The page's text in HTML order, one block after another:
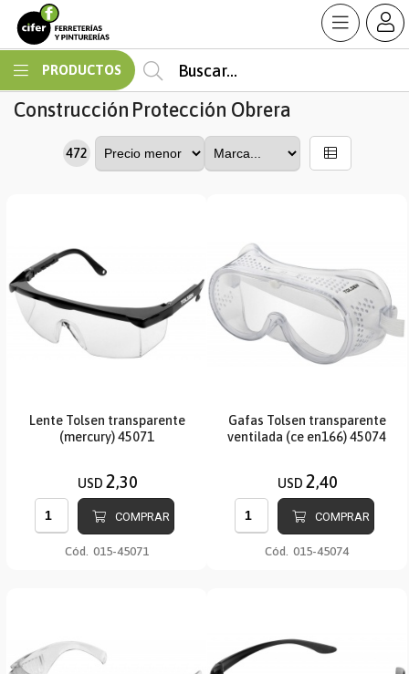
PRODUCTOS
Construcción Protección Obrera
472
Lente Tolsen transparente
(mercury) 45071
USD 2,30
COMPRAR
Cód. 015-45071
Gafas Tolsen transparente
ventilada (ce en166) 45074
USD 2,40
COMPRAR
Cód. 015-45074